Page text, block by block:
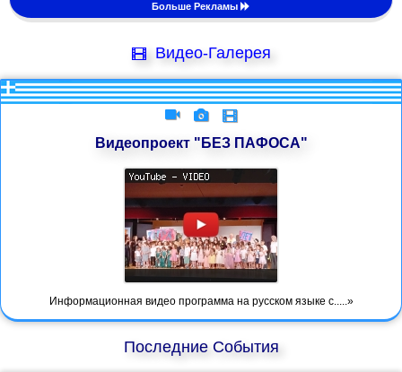
Больше Рекламы
Видео-Галерея
Видеопроект "БЕЗ ПАФОСА"
Информационная видео программа на русском языке с.....»
Последние События